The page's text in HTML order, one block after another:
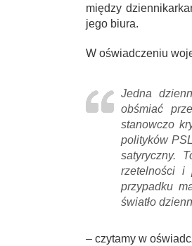
między
jego biura.
W oświadczeniu
Jedna
obśmiać
stanowczo
polityków
satyryczny.
rzetelności i
przypadku
światło
– czytamy w